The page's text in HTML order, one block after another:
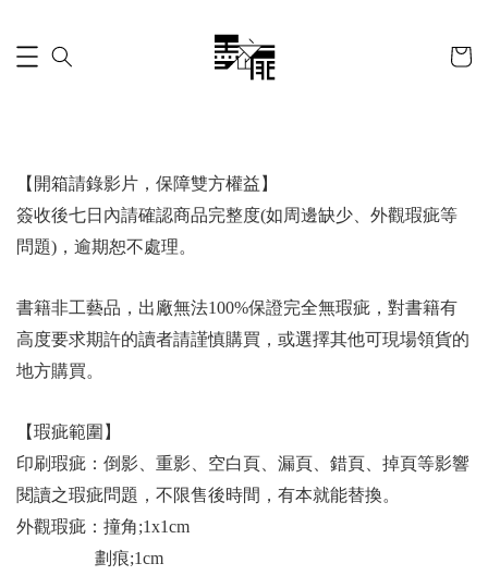
【開箱請錄影片，保障雙方權益】
簽收後七日內請確認商品完整度(如周邊缺少、外觀瑕疵等
問題)，逾期恕不處理。
書籍非工藝品，出廠無法100%保證完全無瑕疵，對書籍有
高度要求期許的讀者請謹慎購買，或選擇其他可現場領貨的
地方購買。
【瑕疵範圍】
印刷瑕疵：倒影、重影、空白頁、漏頁、錯頁、掉頁等影響
閱讀之瑕疵問題，不限售後時間，有本就能替換。
外觀瑕疵：撞角;1x1cm
劃痕;1cm